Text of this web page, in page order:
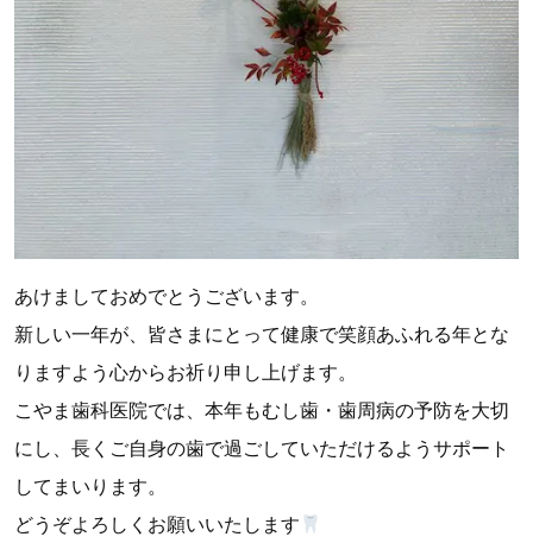
あけましておめでとうございます。
新しい一年が、皆さまにとって健康で笑顔あふれる年とな
りますよう心からお祈り申し上げます。
こやま歯科医院では、本年もむし歯・歯周病の予防を大切
にし、長くご自身の歯で過ごしていただけるようサポート
してまいります。
どうぞよろしくお願いいたします